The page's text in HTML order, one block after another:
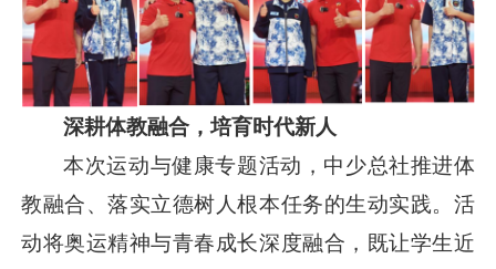
深耕体教融合，培育时代新人
本次运动与健康专题活动，中少总社推进体
教融合、落实立德树人根本任务的生动实践。活
动将奥运精神与青春成长深度融合，既让学生近